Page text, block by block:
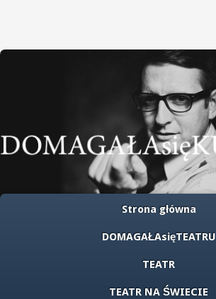
Strona główna
DOMAGAŁAsięTEATRU
TEATR
TEATR NA ŚWIECIE